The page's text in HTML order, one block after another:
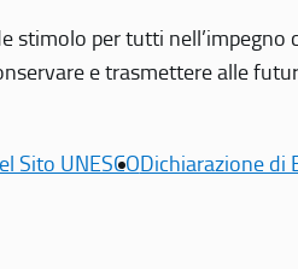
stimolo per tutti
e trasmettere alle
Sito UNESCODichiarazione di